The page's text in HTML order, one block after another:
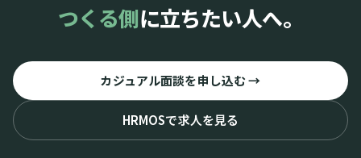
つくる側に立ちたい人へ。
カジュアル面談を申し込む →
HRMOSで求人を見る